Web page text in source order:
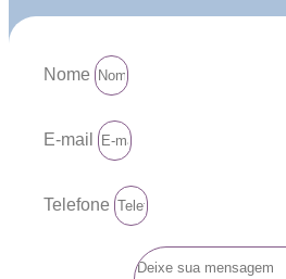
Nome
E-mail
Telefone